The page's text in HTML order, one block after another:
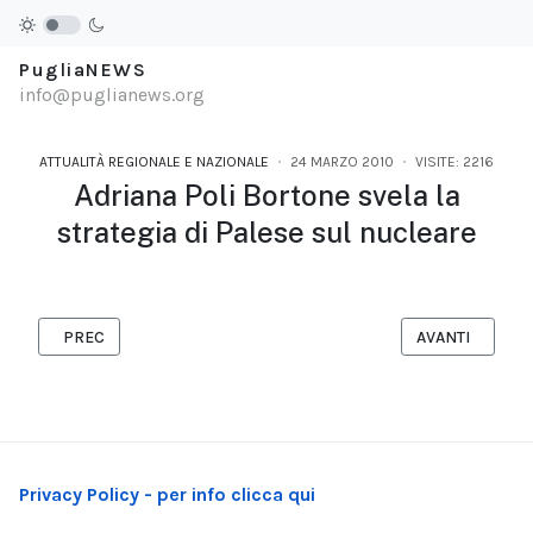
PugliaNEWS
info@puglianews.org
ATTUALITÀ REGIONALE E NAZIONALE 24 MARZO 2010 VISITE: 2216
Adriana Poli Bortone svela la
strategia di Palese sul nucleare
ARTICOLO PRECEDENTE: INCHIESTA SUI BOND DI FITTO:
PREC ARTICOLO
AVANTI
Privacy Policy - per info clicca qui